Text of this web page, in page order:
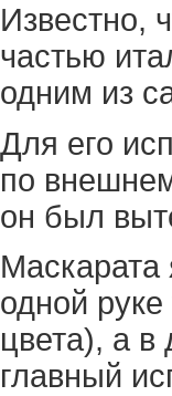
Известно,
частью
одним из
Для его
по
он был
Маскарата
одной
цвета), а в
главный